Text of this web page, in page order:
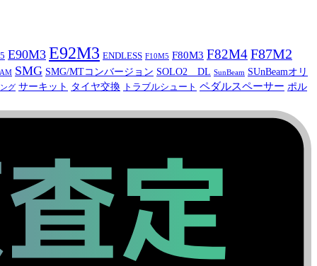
E90M3 E92M3 ENDLESS F10M5 F80M3 F82M4F87M2
SMG SMG/MTコンバージョン SOLO2 DL SunBeam SUnBeamオリ
グ サーキット タイヤ交換 トラブルシュート ペダルスペーサー ポル